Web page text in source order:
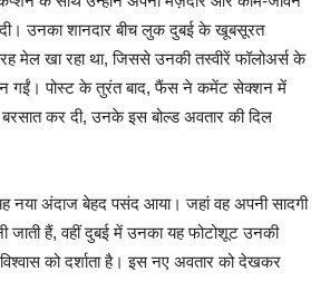
उनका शानदार बीच लुक दुबई के खूबसूरत
मेल खा रहा था, जिससे उनकी तस्वीरें फॉलोअर्स के
गईं। पोस्ट के तुरंत बाद, फैंस ने कमेंट सेक्शन में
बरसात कर दी, उनके इस बोल्ड अवतार की दिल
नया अंदाज बेहद पसंद आया। जहां वह अपनी सादगी
जाती हैं, वहीं दुबई में उनका यह फोटोशूट उनकी
को दर्शाता है। इस नए अवतार को देखकर